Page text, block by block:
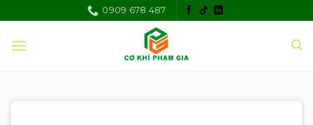
content
0909 678 487